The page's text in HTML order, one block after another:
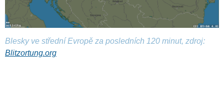
Blesky ve střední Evropě za posledních 120 minut, zdroj:
Blitzortung.org